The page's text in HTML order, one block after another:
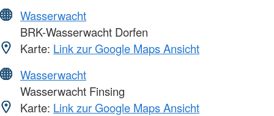
Wasserwacht
BRK-Wasserwacht Dorfen
Karte: Link zur Google Maps Ansicht
Wasserwacht
Wasserwacht Finsing
Karte: Link zur Google Maps Ansicht